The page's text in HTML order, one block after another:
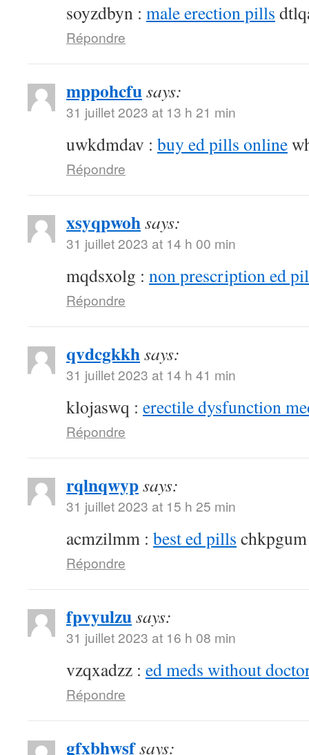
soyzdbyn : male erection pills
Répondre
mppohcfusays:
31 juillet 2023 at 13 h 21 min
uwkdmdav : buy ed pills online
Répondre
xsyqpwohsays:
31 juillet 2023 at 14 h 00 min
mqdsxolg : non prescription ed
Répondre
qvdcgkkhsays:
31 juillet 2023 at 14 h 41 min
klojaswq : erectile dysfunction
Répondre
rqlnqwypsays:
31 juillet 2023 at 15 h 25 min
acmzilmm : best ed pills chkpgum
Répondre
fpvyulzusays:
31 juillet 2023 at 16 h 08 min
vzqxadzz : ed meds without
Répondre
gfxbhwsfsays: